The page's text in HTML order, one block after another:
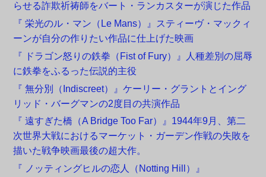
らせる詐欺祈祷師をバート・ランカスターが演じた作品
『 栄光のル・マン（Le Mans）』スティーヴ・マックィ
ーンが自分の作りたい作品に仕上げた映画
『 ドラゴン怒りの鉄拳（Fist of Fury）』人種差別の屈辱
に鉄拳をふるった伝説的主役
『 無分別（Indiscreet）』ケーリー・グラントとイング
リッド・バーグマンの2度目の共演作品
『 遠すぎた橋（A Bridge Too Far）』1944年9月、第二
次世界大戦におけるマーケット・ガーデン作戦の失敗を
描いた戦争映画最後の超大作。
『 ノッティングヒルの恋人（Notting Hill）』